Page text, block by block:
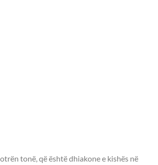
tonë, që është dhiakone e kishës në